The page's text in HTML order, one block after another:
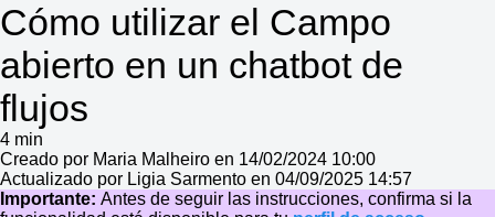
Cómo utilizar el Campo
abierto en un chatbot de
flujos
4 min
Creado por Maria Malheiro en 14/02/2024 10:00
Actualizado por Ligia Sarmento en 04/09/2025 14:57
Importante: Antes de seguir las instrucciones, confirma si la